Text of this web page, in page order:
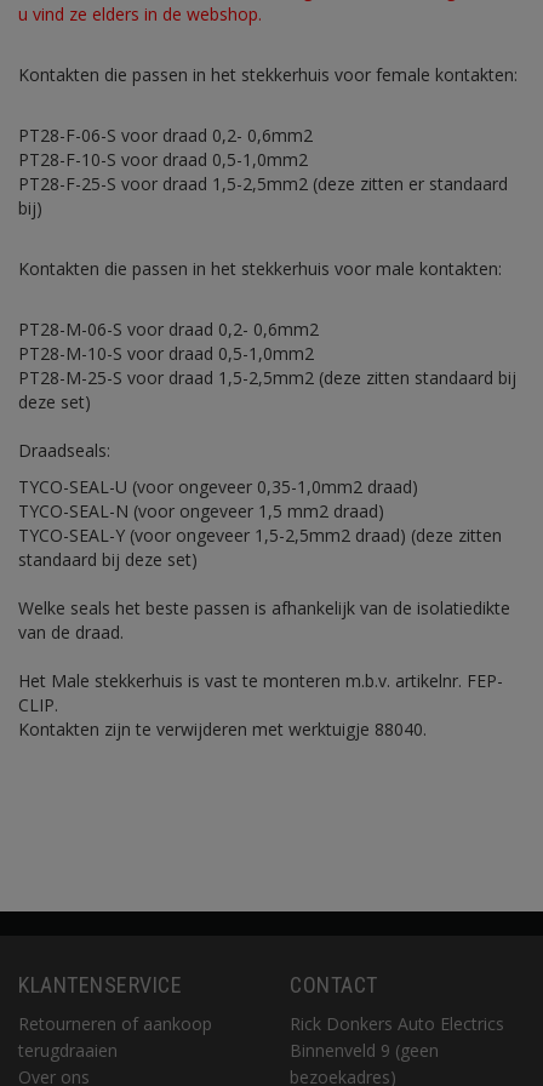
u vind ze elders in de webshop.
Kontakten die passen in het stekkerhuis voor female kontakten:
PT28-F-06-S voor draad 0,2- 0,6mm2
PT28-F-10-S voor draad 0,5-1,0mm2
PT28-F-25-S voor draad 1,5-2,5mm2 (deze zitten er standaard
bij)
Kontakten die passen in het stekkerhuis voor male kontakten:
PT28-M-06-S voor draad 0,2- 0,6mm2
PT28-M-10-S voor draad 0,5-1,0mm2
PT28-M-25-S voor draad 1,5-2,5mm2 (deze zitten standaard bij
deze set)
Draadseals:
TYCO-SEAL-U (voor ongeveer 0,35-1,0mm2 draad)
TYCO-SEAL-N (voor ongeveer 1,5 mm2 draad)
TYCO-SEAL-Y (voor ongeveer 1,5-2,5mm2 draad) (deze zitten
standaard bij deze set)
Welke seals het beste passen is afhankelijk van de isolatiedikte
van de draad.
Het Male stekkerhuis is vast te monteren m.b.v. artikelnr. FEP-
CLIP.
Kontakten zijn te verwijderen met werktuigje 88040.
KLANTENSERVICE
Retourneren of aankoop
terugdraaien
Over ons
CONTACT
Rick Donkers Auto Electrics
Binnenveld 9 (geen
bezoekadres)